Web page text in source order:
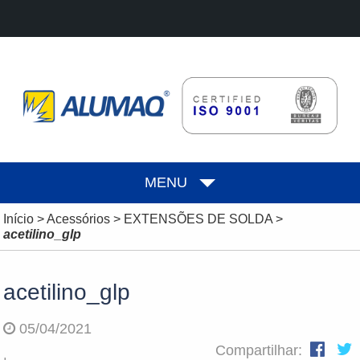
MENU
Início>Acessórios> EXTENSÕES DE SOLDA>
acetilino_glp
acetilino_glp
05/04/2021
Compartilhar: